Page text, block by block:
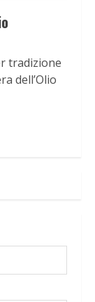
tradizione
dell’Olio